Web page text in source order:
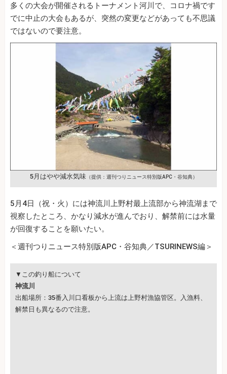
多くの大会が開催されるトーナメント河川で、コロナ禍です
でに中止の大会もあるが、突然の変更などがあっても不思議
ではないので要注意。
5月はやや減水気味（提供：週刊つりニュース特別版APC・谷知典）
5月4日（祝・火）には神流川上野村最上流部から神流湖まで
視察したところ、かなり減水が進んでおり、解禁前には水量
が回復することを願いたい。
＜週刊つりニュース特別版APC・谷知典／TSURINEWS編＞
▼この釣り船について
神流川
出船場所：35番入川口看板から上流は上野村漁協管区。入漁料、
解禁日も異なるので注意。